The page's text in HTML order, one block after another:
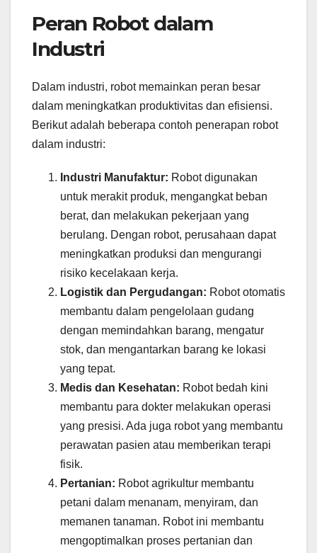
Peran Robot dalam
Industri
Dalam industri, robot memainkan peran besar
dalam meningkatkan produktivitas dan efisiensi.
Berikut adalah beberapa contoh penerapan robot
dalam industri:
Industri Manufaktur: Robot digunakan
untuk merakit produk, mengangkat beban
berat, dan melakukan pekerjaan yang
berulang. Dengan robot, perusahaan dapat
meningkatkan produksi dan mengurangi
risiko kecelakaan kerja.
Logistik dan Pergudangan: Robot otomatis
membantu dalam pengelolaan gudang
dengan memindahkan barang, mengatur
stok, dan mengantarkan barang ke lokasi
yang tepat.
Medis dan Kesehatan: Robot bedah kini
membantu para dokter melakukan operasi
yang presisi. Ada juga robot yang membantu
perawatan pasien atau memberikan terapi
fisik.
Pertanian: Robot agrikultur membantu
petani dalam menanam, menyiram, dan
memanen tanaman. Robot ini membantu
mengoptimalkan proses pertanian dan